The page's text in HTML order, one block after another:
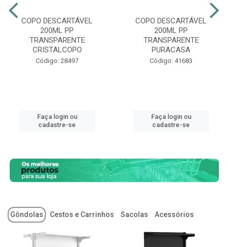
COPO DESCARTÁVEL
200ML PP
TRANSPARENTE
CRISTALCOPO
Código: 28497
Faça login ou
cadastre-se
COPO DESCARTÁVEL
200ML PP
TRANSPARENTE
PURACASA
Código: 41683
Faça login ou
cadastre-se
Gôndolas Cestos e Carrinhos Sacolas Acessórios